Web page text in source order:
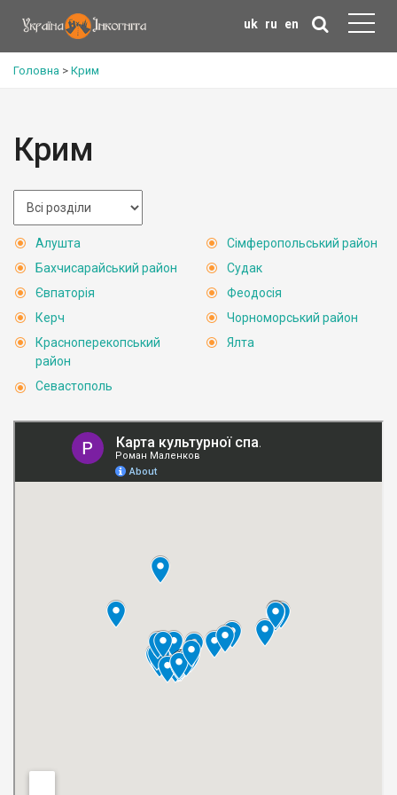
uk ru en
Головна > Крим
Крим
Алушта
Бахчисарайський район
Євпаторія
Керч
Красноперекопський
район
Севастополь
Сімферопольський район
Судак
Феодосія
Чорноморський район
Ялта